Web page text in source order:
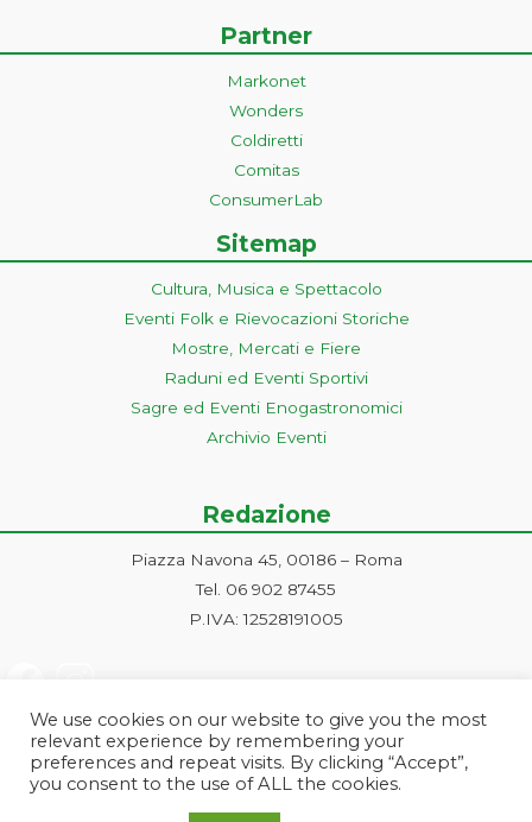
Partner
Markonet
Wonders
Coldiretti
Comitas
ConsumerLab
Sitemap
Cultura, Musica e Spettacolo
Eventi Folk e Rievocazioni Storiche
Mostre, Mercati e Fiere
Raduni ed Eventi Sportivi
Sagre ed Eventi Enogastronomici
Archivio Eventi
Redazione
Piazza Navona 45, 00186 – Roma
Tel. 06 902 87455
P.IVA: 12528191005
We use cookies on our website to give you the most
relevant experience by remembering your
preferences and repeat visits. By clicking “Accept”,
you consent to the use of ALL the cookies.